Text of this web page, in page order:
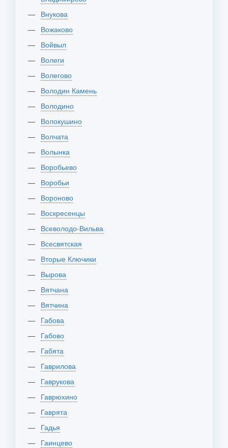
Внукова
Вожаково
Войвыл
Волеги
Волегово
Володин Камень
Володино
Волокушино
Волчата
Волынка
Воробьево
Воробьи
Вороново
Воскресенцы
Всеволодо-Вильва
Всесвятская
Вторые Ключики
Вырова
Вятчана
Вятчина
Габова
Габово
Габята
Гаврилова
Гаврукова
Гаврюхино
Гаврята
Гадья
Гаинцево